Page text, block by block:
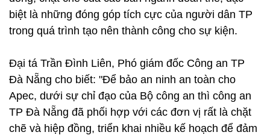
biệt là những đóng góp tích cực của người dân TP
trong quá trình tạo nên thành công cho sự kiện.
Đại tá Trần Đình Liên, Phó giám đốc Công an TP
Đà Nẵng cho biết: "Để bảo an ninh an toàn cho
Apec, dưới sự chỉ đạo của Bộ công an thì công an
TP Đà Nẵng đã phối hợp với các đơn vị rất là chặt
chẽ và hiệp đồng, triển khai nhiều kế hoạch để đảm